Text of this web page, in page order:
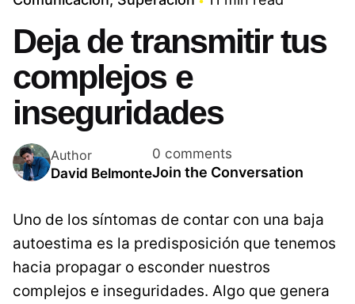
Deja de transmitir tus
complejos e
inseguridades
Author
David Belmonte
0 comments
Join the Conversation
Uno de los síntomas de contar con una baja
autoestima es la predisposición que tenemos
hacia propagar o esconder nuestros
complejos e inseguridades. Algo que genera